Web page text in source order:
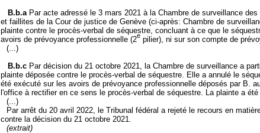
B.b.a Par acte adressé le 3 mars 2021 à la Chambre de surveillance
et faillites de la Cour de justice de Genève (ci-après: Chambre de
plainte contre le procès-verbal de séquestre, concluant à ce que le
avoirs de prévoyance professionnelle (2e pilier), ni sur son compte de
(...)
B.b.c Par décision du 21 octobre 2021, la Chambre de surveillance a
plainte déposée contre le procès-verbal de séquestre. Elle a annulé le
été exécuté sur les avoirs de prévoyance professionnelle déposés par B.
l'office à rectifier en ce sens le procès-verbal de séquestre. La plainte a
(...)
Par arrêt du 20 avril 2022, le Tribunal fédéral a rejeté le recours en
contre la décision du 21 octobre 2021.
(extrait)